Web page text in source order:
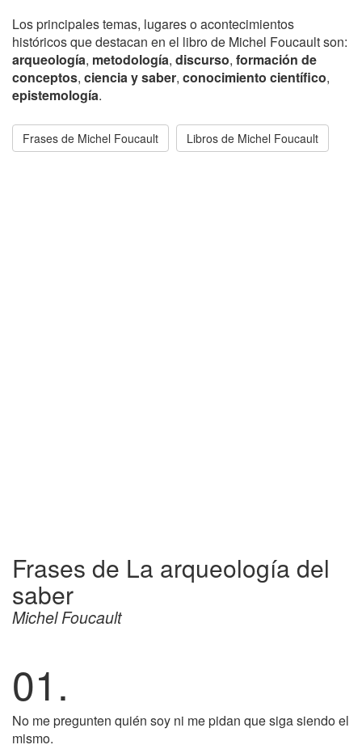
Los principales temas, lugares o acontecimientos
históricos que destacan en el libro de Michel Foucault son:
arqueología, metodología, discurso, formación de
conceptos, ciencia y saber, conocimiento científico,
epistemología.
Frases de Michel Foucault Libros de Michel Foucault
Frases de La arqueología del
saber
Michel Foucault
01.
No me pregunten quién soy ni me pidan que siga siendo el
mismo.